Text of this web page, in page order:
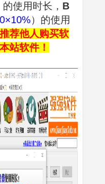
的使用时长， B
）的使用
荐他人购买软
站软件！